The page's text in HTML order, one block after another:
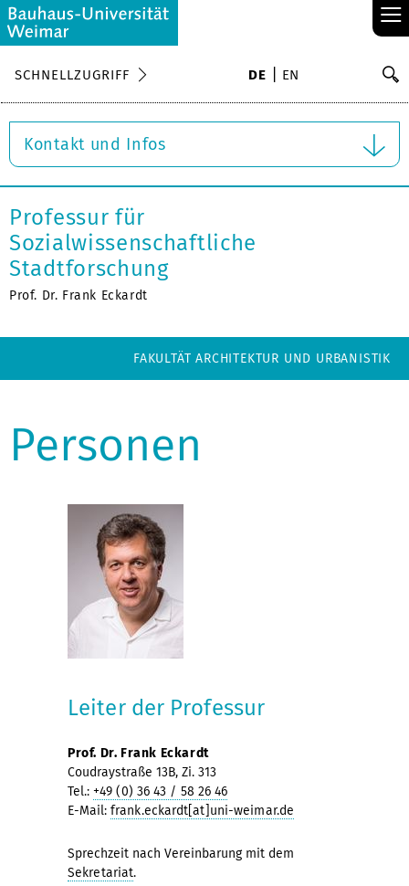
≡
SCHNELLZUGRIFF DE EN
Kontakt und Infos
Professur für
Sozialwissenschaftliche
Stadtforschung
Prof. Dr. Frank Eckardt
FAKULTÄT ARCHITEKTUR UND URBANISTIK
Personen
Leiter der Professur
Prof. Dr. Frank Eckardt
Coudraystraße 13B, Zi. 313
Tel.: +49 (0) 36 43 / 58 26 46
E-Mail: frank.eckardt[at]uni-weimar.de
Sprechzeit nach Vereinbarung mit dem
Sekretariat.